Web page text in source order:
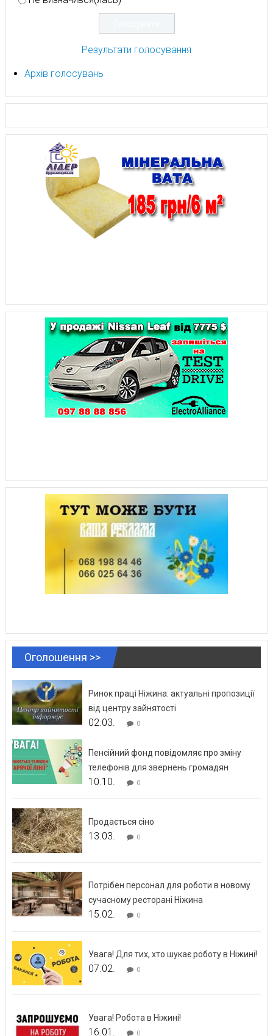
Результати голосування
Архів голосувань
Оголошення >>
Ринок праці Ніжина: актуальні пропозиції
від центру зайнятості
02.03. 0
Пенсійний фонд повідомляє про зміну
телефонів для звернень громадян
10.10. 0
Продається сіно
13.03. 0
Потрібен персонал для роботи в новому
сучасному ресторані Ніжина
15.02. 0
Увага! Для тих, хто шукає роботу в Ніжині!
07.02. 0
Увага! Робота в Ніжині!
16.01. 0